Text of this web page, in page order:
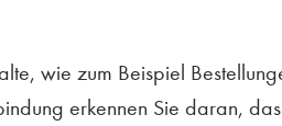
wie zum Beispiel
erkennen Sie daran,